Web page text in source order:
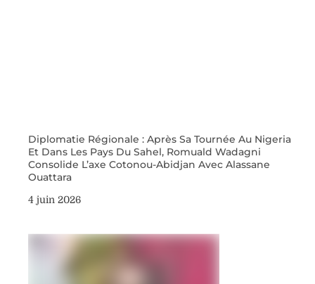
Diplomatie Régionale : Après Sa Tournée Au Nigeria
Et Dans Les Pays Du Sahel, Romuald Wadagni
Consolide L’axe Cotonou-Abidjan Avec Alassane
Ouattara
4 juin 2026